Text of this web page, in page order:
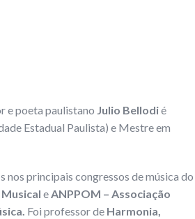
e poeta paulistano Julio Bellodié
Estadual Paulista) e Mestre em
principais congressos de música do
eANPPOM – Associação
Foi professor de Harmonia,